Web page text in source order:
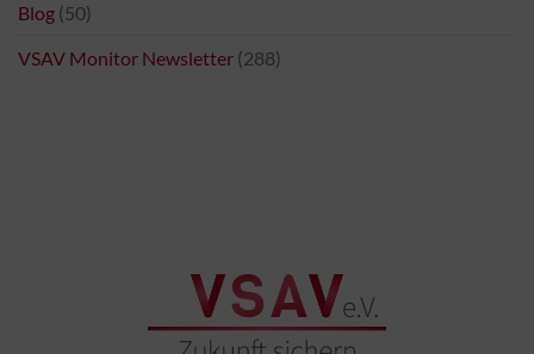
Blog (50)
VSAV Monitor Newsletter (288)